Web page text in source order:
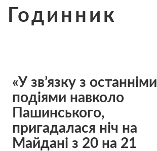
Годинник
«У зв’язку з останніми
подіями навколо
Пашинського,
пригадалася ніч на
Майдані з 20 на 21